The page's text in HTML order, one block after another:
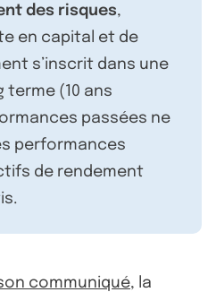
des risques,
en capital et de
s’inscrit dans une
terme (10 ans
passées ne
performances
de rendement
communiqué, la